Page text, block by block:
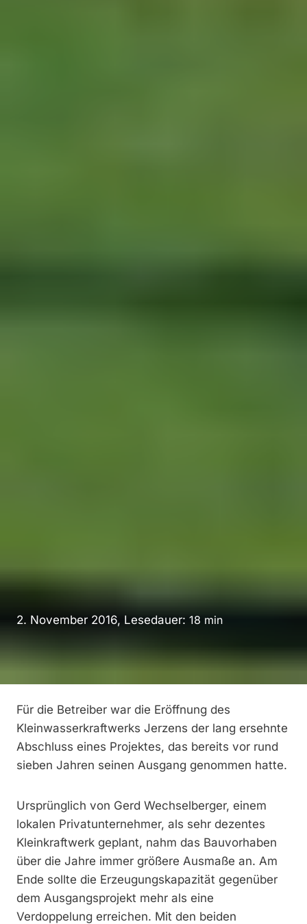
2. November 2016, Lesedauer: 18 min
Für die Betreiber war die Eröffnung des
Kleinwasserkraftwerks Jerzens der lang ersehnte
Abschluss eines Projektes, das bereits vor rund
sieben Jahren seinen Ausgang genommen hatte.
Ursprünglich von Gerd Wechselberger, einem
lokalen Privatunternehmer, als sehr dezentes
Kleinkraftwerk geplant, nahm das Bauvorhaben
über die Jahre immer größere Ausmaße an. Am
Ende sollte die Erzeugungskapazität gegenüber
dem Ausgangsprojekt mehr als eine
Verdoppelung erreichen. Mit den beiden